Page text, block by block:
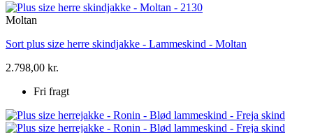
Moltan
Sort plus size herre skindjakke - Lammeskind - Moltan
2.798,00 kr.
Fri fragt